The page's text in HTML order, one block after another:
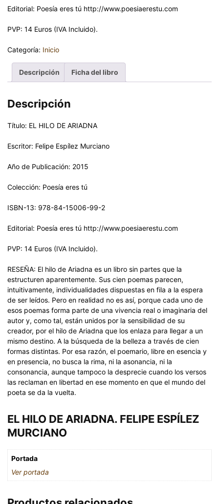
Editorial: Poesía eres tú http://www.poesiaerestu.com
PVP: 14 Euros (IVA Incluido).
Categoría: Inicio
Descripción Ficha del libro
Descripción
Título: EL HILO DE ARIADNA
Escritor: Felipe Espílez Murciano
Año de Publicación: 2015
Colección: Poesía eres tú
ISBN-13: 978-84-15006-99-2
Editorial: Poesía eres tú http://www.poesiaerestu.com
PVP: 14 Euros (IVA Incluido).
RESEÑA: El hilo de Ariadna es un libro sin partes que la
estructuren aparentemente. Sus cien poemas parecen,
intuitivamente, individualidades dispuestas en fila a la espera
de ser leídos. Pero en realidad no es así, porque cada uno de
esos poemas forma parte de una vivencia real o imaginaria del
autor y, como tal, están unidos por la sensibilidad de su
creador, por el hilo de Ariadna que los enlaza para llegar a un
mismo destino. A la búsqueda de la belleza a través de cien
formas distintas. Por esa razón, el poemario, libre en esencia y
en presencia, no busca la rima, ni la asonancia, ni la
consonancia, aunque tampoco la desprecie cuando los versos
las reclaman en libertad en ese momento en que el mundo del
poeta se da la vuelta.
EL HILO DE ARIADNA. FELIPE ESPÍLEZ
MURCIANO
Portada
Ver portada